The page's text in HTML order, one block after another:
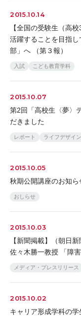
2015.10.14
【全国の受験生（高
活躍することを目指
部」へ （第３報）
入試 こども教育学科
2015.10.07
第2回「高校生〈夢〉
だきました
レポート ライフデザイ
2015.10.05
秋期公開講座のお知ら
おしらせ
2015.10.03
【新聞掲載】（朝日
佐々木勝一教授 「障
メディア・プレスリリース
2015.10.02
キャリア形成学科の